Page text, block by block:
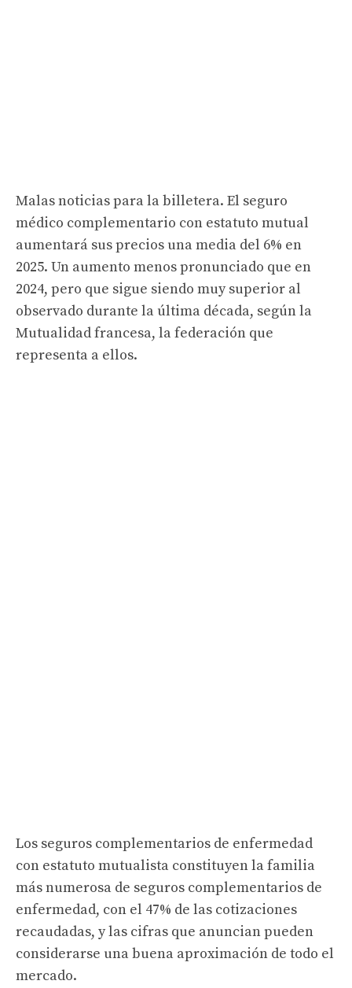
Malas noticias para la billetera. El seguro
médico complementario con estatuto mutual
aumentará sus precios una media del 6% en
2025. Un aumento menos pronunciado que en
2024, pero que sigue siendo muy superior al
observado durante la última década, según la
Mutualidad francesa, la federación que
representa a ellos.
Los seguros complementarios de enfermedad
con estatuto mutualista constituyen la familia
más numerosa de seguros complementarios de
enfermedad, con el 47% de las cotizaciones
recaudadas, y las cifras que anuncian pueden
considerarse una buena aproximación de todo el
mercado.